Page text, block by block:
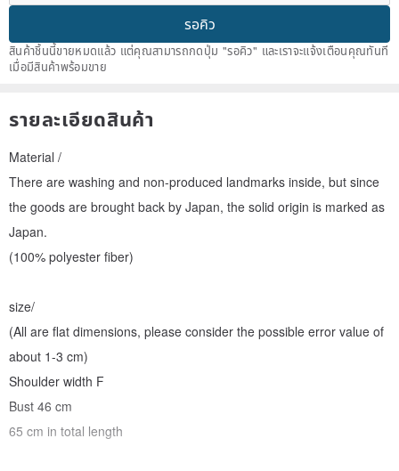
รอคิว
สินค้าชิ้นนี้ขายหมดแล้ว แต่คุณสามารถกดปุ่ม "รอคิว" และเราจะแจ้งเตือนคุณทันที
เมื่อมีสินค้าพร้อมขาย
รายละเอียดสินค้า
Material /
There are washing and non-produced landmarks inside, but since
the goods are brought back by Japan, the solid origin is marked as
Japan.
(100% polyester fiber)
size/
(All are flat dimensions, please consider the possible error value of
about 1-3 cm)
Shoulder width F
Bust 46 cm
65 cm in total length